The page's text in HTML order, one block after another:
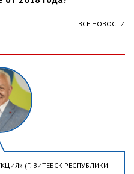
ВСЕ НОВОСТИ
(Г. ВИТЕБСК РЕСПУБЛИКИ